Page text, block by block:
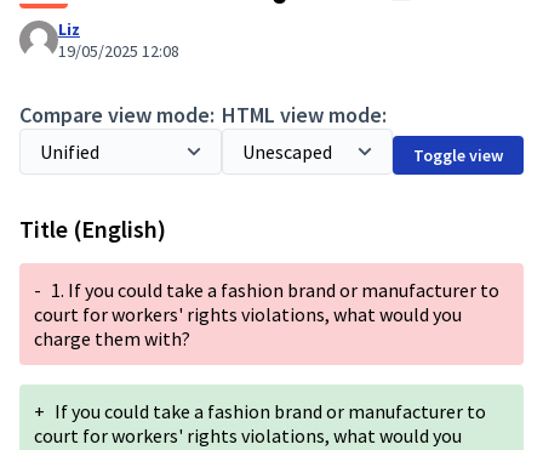
Liz
19/05/2025 12:08
Compare view mode: HTML view mode:
Toggle view
Title (English)
- 1. If you could take a fashion brand or manufacturer to
court for workers' rights violations, what would you
charge them with?
+ If you could take a fashion brand or manufacturer to
court for workers' rights violations, what would you